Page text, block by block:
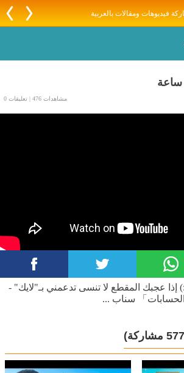
فيديوهات ومقالات بالعربية
ساعة
مشاهدات 476 | تعليقات 0
عجبك المقطع لا تنسى تدعمني بـ"لايك" -
」 سناب ...